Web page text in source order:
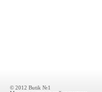
© 2012 Butik №1